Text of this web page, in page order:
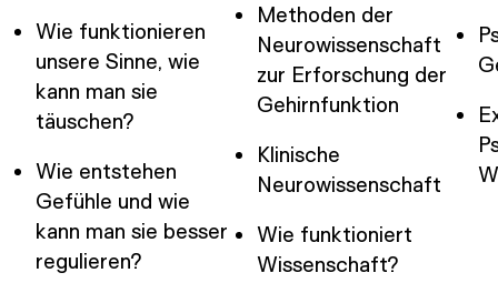
Wie funktionieren
unsere Sinne, wie
kann man sie
täuschen?
Wie entstehen
Gefühle und wie
kann man sie besser
regulieren?
Methoden der
Neurowissenschaft
zur Erforschung der
Gehirnfunktion
Klinische
Neurowissenschaft
Wie funktioniert
Wissenschaft?